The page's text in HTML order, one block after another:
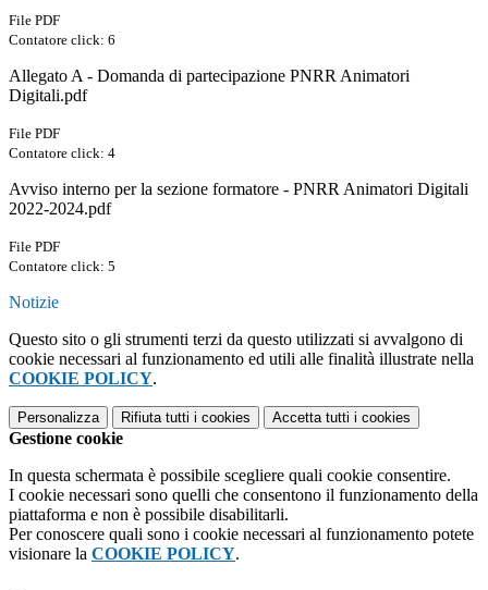
File PDF
Contatore click: 6
Allegato A - Domanda di partecipazione PNRR Animatori
Digitali.pdf
File PDF
Contatore click: 4
Avviso interno per la sezione formatore - PNRR Animatori Digitali
2022-2024.pdf
File PDF
Contatore click: 5
Notizie
Questo sito o gli strumenti terzi da questo utilizzati si avvalgono di
cookie necessari al funzionamento ed utili alle finalità illustrate nella
COOKIE POLICY.
Personalizza Rifiuta tutti i cookies Accetta tutti i cookies
Gestione cookie
In questa schermata è possibile scegliere quali cookie consentire.
I cookie necessari sono quelli che consentono il funzionamento della
piattaforma e non è possibile disabilitarli.
Per conoscere quali sono i cookie necessari al funzionamento potete
visionare la COOKIE POLICY.